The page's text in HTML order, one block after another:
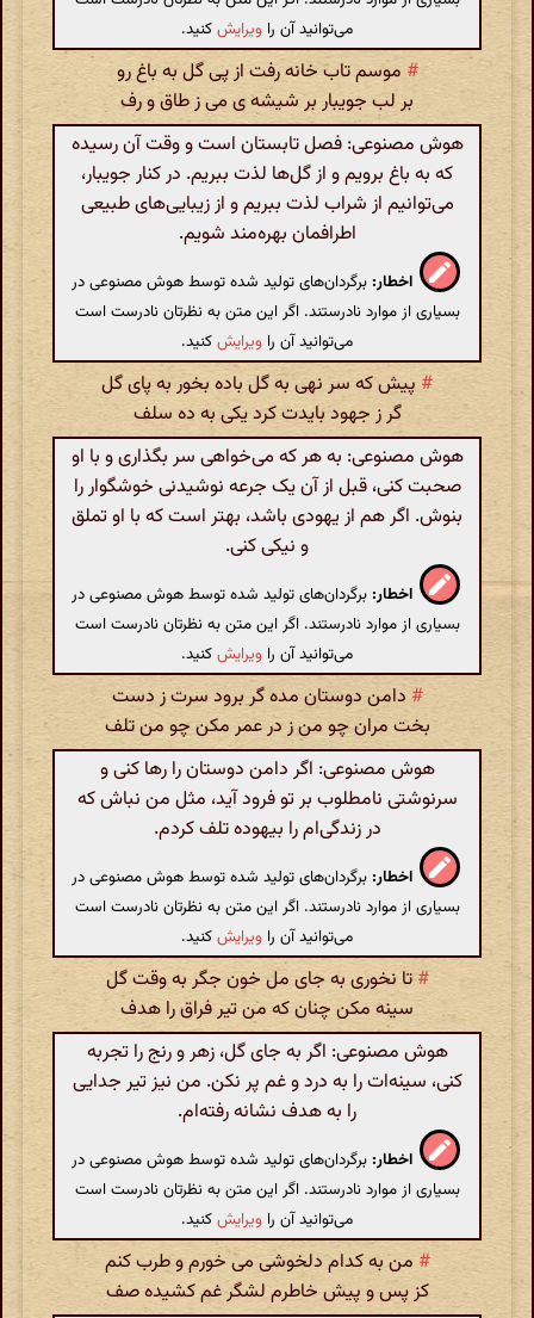
می‌توانید آن را ویرایشکنید.
# موسم تاب خانه رفت از پی گل به باغ رو
بر لب جویبار بر شیشه ی می ز طاق و رف
هوش مصنوعی: فصل تابستان است و وقت آن رسیده
که به باغ برویم و از گل‌ها لذت ببریم. در کنار جویبار،
می‌توانیم از شراب لذت ببریم و از زیبایی‌های طبیعی
اطرافمان بهره‌مند شویم.
اخطار: برگردان‌های تولید شده توسط هوش مصنوعی در
بسیاری از موارد نادرستند. اگر این متن به نظرتان نادرست است
می‌توانید آن را ویرایشکنید.
# پیش که سر نهی به گل باده بخور به پای گل
گر ز جهود بایدت کرد یکی به ده سلف
هوش مصنوعی: به هر که می‌خواهی سر بگذاری و با او
صحبت کنی، قبل از آن یک جرعه نوشیدنی خوشگوار را
بنوش. اگر هم از یهودی باشد، بهتر است که با او تملق
و نیکی کنی.
اخطار: برگردان‌های تولید شده توسط هوش مصنوعی در
بسیاری از موارد نادرستند. اگر این متن به نظرتان نادرست است
می‌توانید آن را ویرایشکنید.
# دامن دوستان مده گر برود سرت ز دست
بخت مران چو من ز در عمر مکن چو من تلف
هوش مصنوعی: اگر دامن دوستان را رها کنی و
سرنوشتی نامطلوب بر تو فرود آید، مثل من نباش که
در زندگی‌ام را بیهوده تلف کردم.
اخطار: برگردان‌های تولید شده توسط هوش مصنوعی در
بسیاری از موارد نادرستند. اگر این متن به نظرتان نادرست است
می‌توانید آن را ویرایشکنید.
# تا نخوری به جای مل خون جگر به وقت گل
سینه مکن چنان که من تیر فراق را هدف
هوش مصنوعی: اگر به جای گل، زهر و رنج را تجربه
کنی، سینه‌ات را به درد و غم پر نکن. من نیز تیر جدایی
را به هدف نشانه رفته‌ام.
اخطار: برگردان‌های تولید شده توسط هوش مصنوعی در
بسیاری از موارد نادرستند. اگر این متن به نظرتان نادرست است
می‌توانید آن را ویرایشکنید.
# من به کدام دلخوشی می خورم و طرب کنم
کز پس و پیش خاطرم لشگر غم کشیده صف